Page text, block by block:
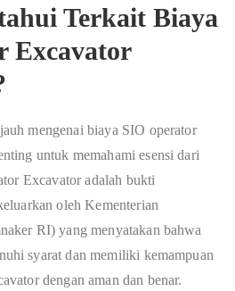
Terkait Biaya
Excavator
mengenai biaya SIO operator
untuk memahami esensi dari
Excavator adalah bukti
oleh Kementerian
RI) yang menyatakan bahwa
syarat dan memiliki kemampuan
dengan aman dan benar.